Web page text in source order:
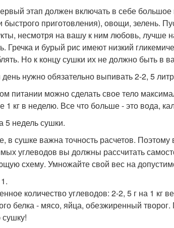
этап должен включать в себе большое
быстрого приготовления), овощи, зелень.
несмотря на вашу к ним любовь, лучше
Гречка и бурый рис имеют низкий
Но к концу сушки их не должно быть в
нужно обязательно выпивать 2-2, 5
питании можно сделать свое тело
1 кг в неделю. Все что больше - это вода,
5 недель сушки.
в сушке важна точность расчетов.
углеводов вы должны рассчитать
схему. Умножайте свой вес на
количество углеводов: 2-2, 5 г на 1
белка - мясо, яйца, обезжиренный
сушку!